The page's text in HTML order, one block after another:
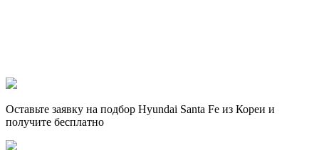
Оставьте заявку на подбор Hyundai Santa Fe из Кореи и
получите бесплатно